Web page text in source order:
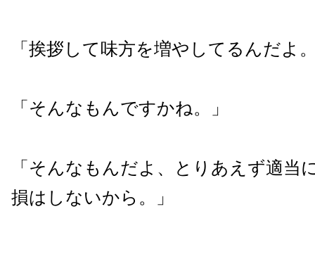
「挨拶して味方を増やしてるんだよ
「そんなもんですかね。」
「そんなもんだよ、とりあえず適当
損はしないから。」